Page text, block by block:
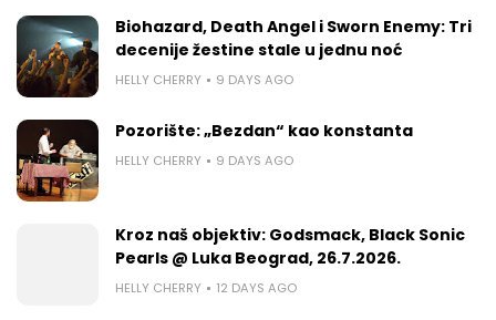
Biohazard, Death Angel i Sworn Enemy: Tri
decenije žestine stale u jednu noć
HELLY CHERRY 9 DAYS AGO
Pozorište: „Bezdan“ kao konstanta
HELLY CHERRY 9 DAYS AGO
Kroz naš objektiv: Godsmack, Black Sonic
Pearls @ Luka Beograd, 26.7.2026.
HELLY CHERRY 12 DAYS AGO